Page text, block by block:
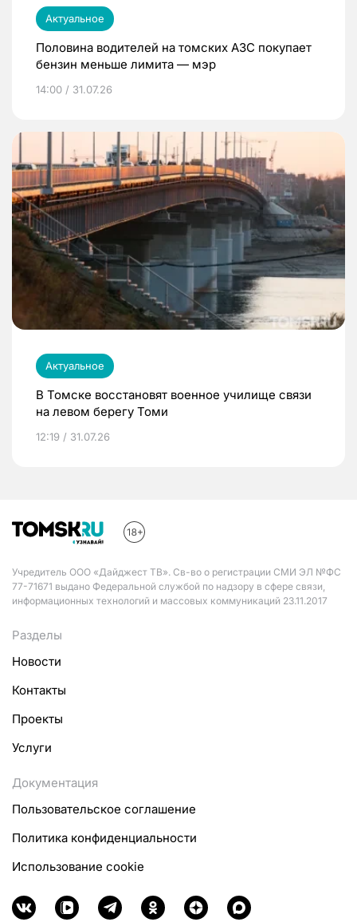
Актуальное
Половина водителей на томских АЗС покупает
бензин меньше лимита — мэр
14:00 / 31.07.26
Актуальное
В Томске восстановят военное училище связи
на левом берегу Томи
12:19 / 31.07.26
Учредитель ООО «Дайджест ТВ». Св-во о регистрации СМИ ЭЛ №ФС
77-71671 выдано Федеральной службой по надзору в сфере связи,
информационных технологий и массовых коммуникаций 23.11.2017
Разделы
Новости
Контакты
Проекты
Услуги
Документация
Пользовательское соглашение
Политика конфиденциальности
Использование cookie